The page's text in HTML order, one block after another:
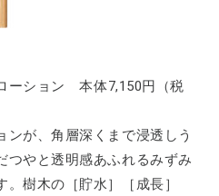
ーション 本体7,150円（税
ンが、角層深くまで浸透しう
つやと透明感あふれるみずみ
樹木の［貯水］［成長］